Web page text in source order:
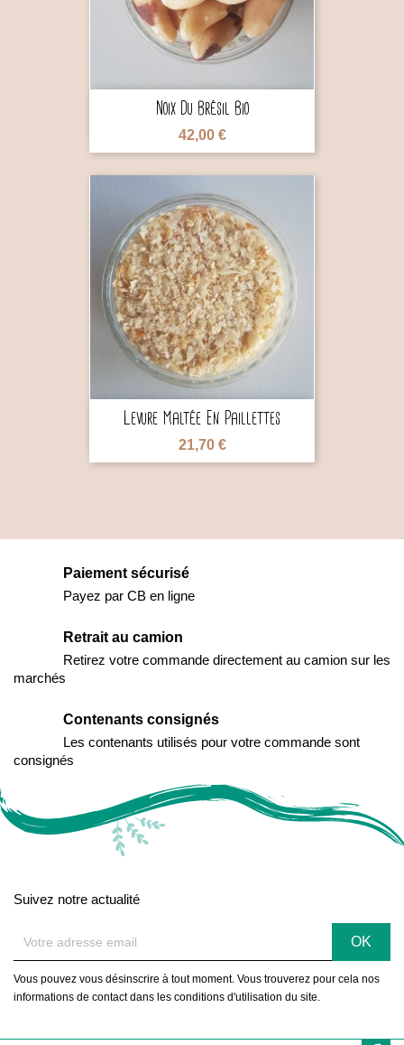
Noix Du Brésil Bio
42,00 €

Levure Maltée En Paillettes
21,70 €
Paiement sécurisé
Payez par CB en ligne
Retrait au camion
Retirez votre commande directement au camion sur les
marchés
Contenants consignés
Les contenants utilisés pour votre commande sont
consignés
Suivez notre actualité
Vous pouvez vous désinscrire à tout moment. Vous trouverez pour cela nos
informations de contact dans les conditions d'utilisation du site.